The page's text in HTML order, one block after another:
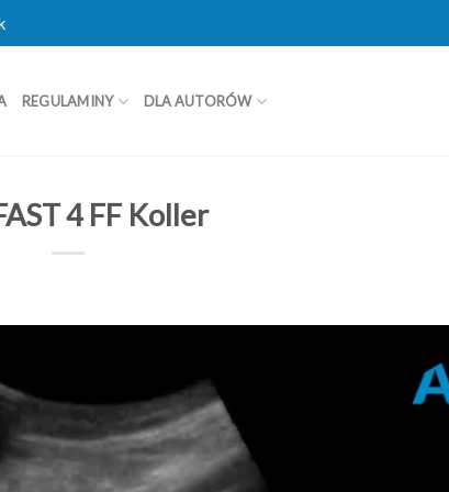
REGULAMINY DLA AUTORÓW
4 FF Koller